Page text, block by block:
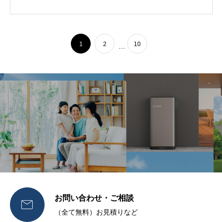
1 2 10
 お問い合わせ・ご相談
（全て無料）お見積りなど